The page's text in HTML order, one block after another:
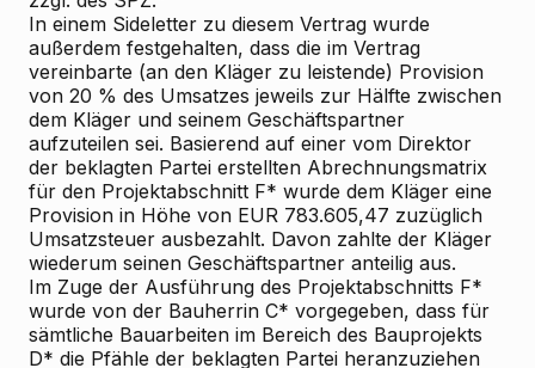
In einem Sideletter zu diesem Vertrag wurde
außerdem festgehalten, dass die im Vertrag
vereinbarte (an den Kläger zu leistende) Provision
von 20 % des Umsatzes jeweils zur Hälfte zwischen
dem Kläger und seinem Geschäftspartner
aufzuteilen sei. Basierend auf einer vom Direktor
der beklagten Partei erstellten Abrechnungsmatrix
für den Projektabschnitt F* wurde dem Kläger eine
Provision in Höhe von EUR 783.605,47 zuzüglich
Umsatzsteuer ausbezahlt. Davon zahlte der Kläger
wiederum seinen Geschäftspartner anteilig aus.
Im Zuge der Ausführung des Projektabschnitts F*
wurde von der Bauherrin C* vorgegeben, dass für
sämtliche Bauarbeiten im Bereich des Bauprojekts
D* die Pfähle der beklagten Partei heranzuziehen